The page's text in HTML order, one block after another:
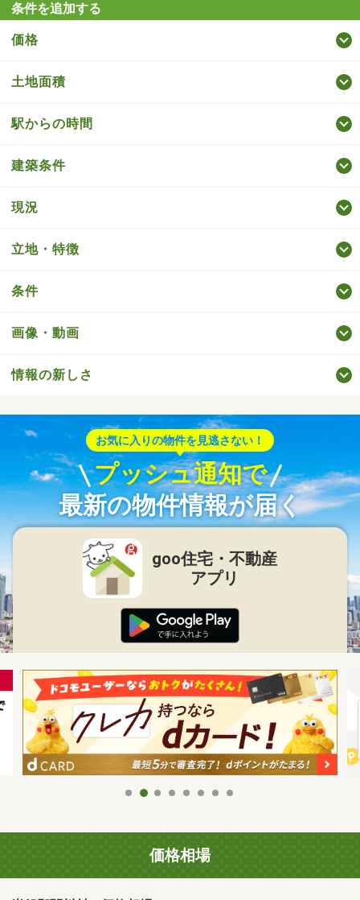
条件を追加する
価格
土地面積
駅からの時間
建築条件
現況
立地・特徴
条件
画像・動画
情報の新しさ
お気に入りの物件を見逃さない！
プッシュ通知で
最新の物件情報が届く
goo住宅・不動産
アプリ
価格相場